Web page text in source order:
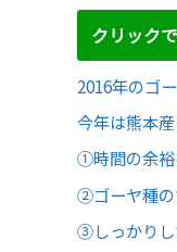
クリック
2016年のゴ
今年は熊本産
①時間の余裕
②ゴーヤ種の
③しっかりし